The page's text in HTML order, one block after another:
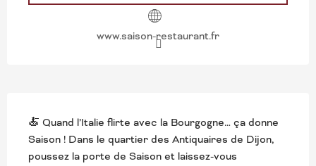
www.saison-restaurant.fr
DESCRIPTION
🍝 Quand l’Italie flirte avec la Bourgogne… ça donne
Saison ! Dans le quartier des Antiquaires de Dijon,
poussez la porte de Saison et laissez-vous